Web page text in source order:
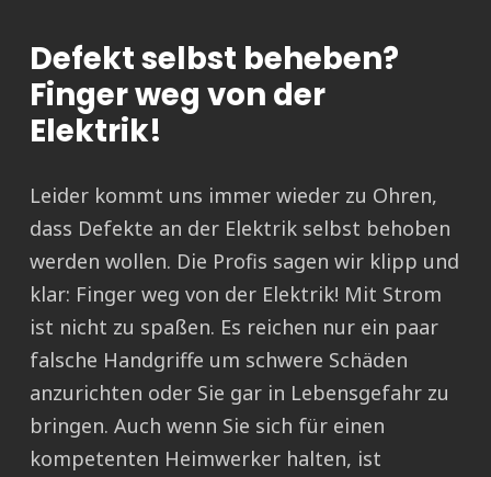
Defekt selbst beheben?
Finger weg von der
Elektrik!
Leider kommt uns immer wieder zu Ohren,
dass Defekte an der Elektrik selbst behoben
werden wollen. Die Profis sagen wir klipp und
klar: Finger weg von der Elektrik! Mit Strom
ist nicht zu spaßen. Es reichen nur ein paar
falsche Handgriffe um schwere Schäden
anzurichten oder Sie gar in Lebensgefahr zu
bringen. Auch wenn Sie sich für einen
kompetenten Heimwerker halten, ist